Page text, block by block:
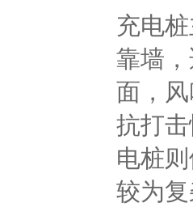
充电
靠墙
面，
抗打
电桩
较为